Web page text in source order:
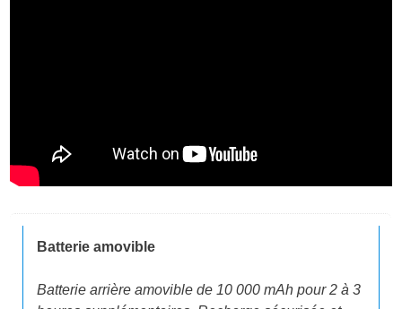
Batterie amovible
Batterie arrière amovible de 10 000 mAh pour 2 à 3